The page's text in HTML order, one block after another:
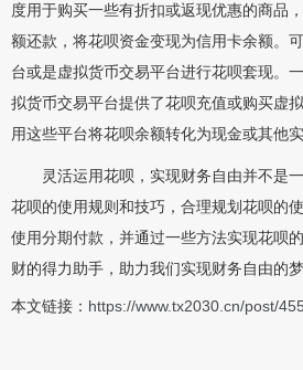
度用于购买一些有折扣或返现优惠的商品
额还款，将花呗资金变现为信用卡余额。
台或是虚拟货币交易平台进行花呗套现。
拟货币交易平台提供了花呗充值或购买虚
用这些平台将花呗余额转化为现金或其他实
灵活运用花呗，实现财务自由并不是
花呗的使用规则和技巧，合理规划花呗的
使用分期付款，并通过一些方法实现花呗
财的得力助手，助力我们实现财务自由的梦
本文链接： https://www.tx2030.cn/post/